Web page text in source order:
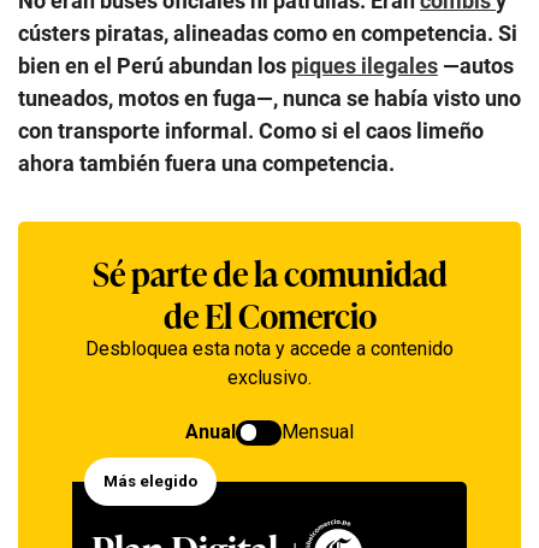
cústers piratas, alineadas como en competencia. Si
bien en el Perú abundan los piques ilegales —autos
tuneados, motos en fuga—, nunca se había visto uno
con transporte informal. Como si el caos limeño
ahora también fuera una competencia.